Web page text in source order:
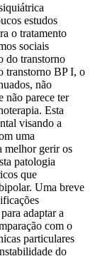
estudos
o tratamento
sociais
do transtorno
transtorno BP I, o
não
não parece ter
Esta
visando a
uma
melhor gerir os
patologia
que
Uma breve
adaptar a
com o
particulares
do